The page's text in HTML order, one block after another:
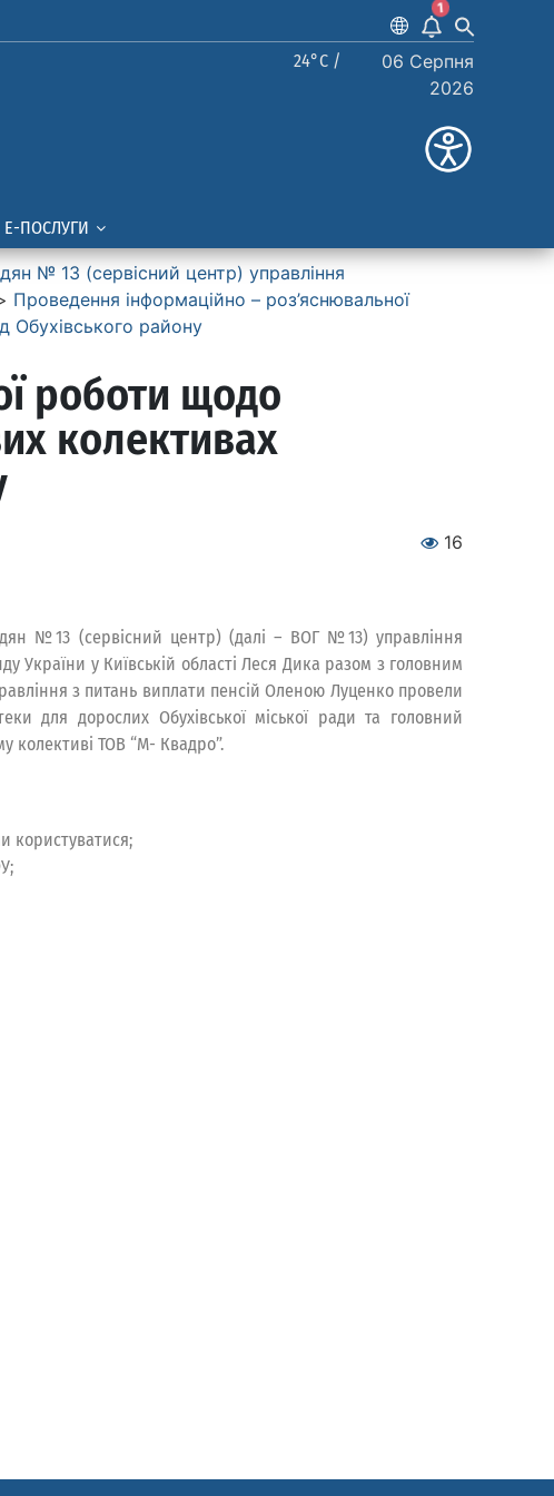
1
24°C /
06 Серпня
2026
Е-ПОСЛУГИ
№ 13 (сервiсний центр) управління
Проведення інформаційно – роз’яснювальної
Обухівського району
роботи щодо
колективах
16
№13 (сервісний центр) (далі – ВОГ №13) управління
України у Київській області Леся Дика разом з головним
з питань виплати пенсій Оленою Луценко провели
для дорослих Обухівської міської ради та головний
колективі ТОВ “М- Квадро”.
користуватися;